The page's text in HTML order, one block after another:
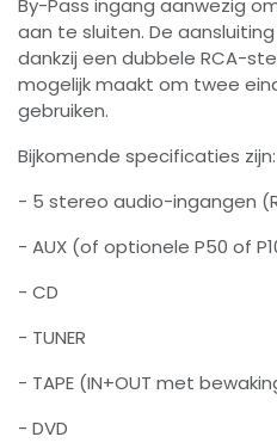
By-Pass ingang aanwezig
aan te sluiten. De
dankzij een dubbele RCA-
mogelijk maakt om twee
gebruiken.
Bijkomende specificaties zijn:
- 5 stereo audio-ingangen
- AUX (of optionele P50 of
- CD
- TUNER
- TAPE (IN+OUT met
- DVD